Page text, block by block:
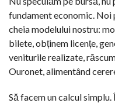
fundament economic. Noi
cheia modelului nostru:
bilete, obținem licențe,
veniturile realizate,
Ouronet, alimentând
Să facem un calcul